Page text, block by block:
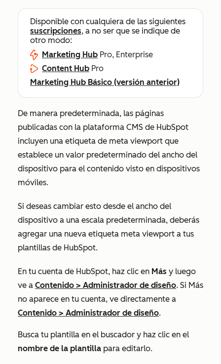
Disponible con cualquiera de las siguientes
suscripciones, a no ser que se indique de
otro modo:
Marketing Hub Pro, Enterprise
Content Hub Pro
Marketing Hub Básico (versión anterior)
De manera predeterminada, las páginas
publicadas con la plataforma CMS de HubSpot
incluyen una etiqueta de meta viewport que
establece un valor predeterminado del ancho del
dispositivo para el contenido visto en dispositivos
móviles.
Si deseas cambiar esto desde el ancho del
dispositivo a una escala predeterminada, deberás
agregar una nueva etiqueta meta viewport a tus
plantillas de HubSpot.
En tu cuenta de HubSpot, haz clic en Más y luego
ve a Contenido > Administrador de diseño. Si Más
no aparece en tu cuenta, ve directamente a
Contenido > Administrador de diseño.
Busca tu plantilla en el buscador y haz clic en el
nombre de la plantilla para editarlo.